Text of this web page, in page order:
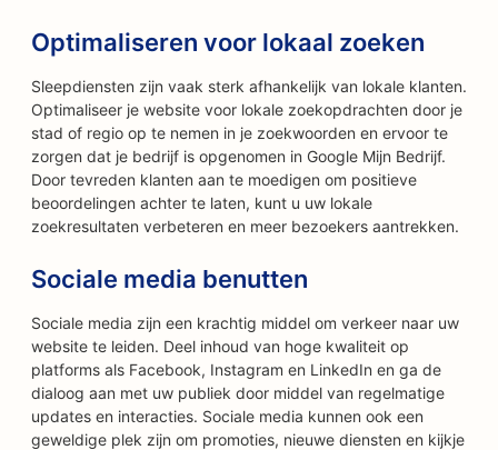
Optimaliseren voor lokaal zoeken
Sleepdiensten zijn vaak sterk afhankelijk van lokale klanten.
Optimaliseer je website voor lokale zoekopdrachten door je
stad of regio op te nemen in je zoekwoorden en ervoor te
zorgen dat je bedrijf is opgenomen in Google Mijn Bedrijf.
Door tevreden klanten aan te moedigen om positieve
beoordelingen achter te laten, kunt u uw lokale
zoekresultaten verbeteren en meer bezoekers aantrekken.
Sociale media benutten
Sociale media zijn een krachtig middel om verkeer naar uw
website te leiden. Deel inhoud van hoge kwaliteit op
platforms als Facebook, Instagram en LinkedIn en ga de
dialoog aan met uw publiek door middel van regelmatige
updates en interacties. Sociale media kunnen ook een
geweldige plek zijn om promoties, nieuwe diensten en kijkje